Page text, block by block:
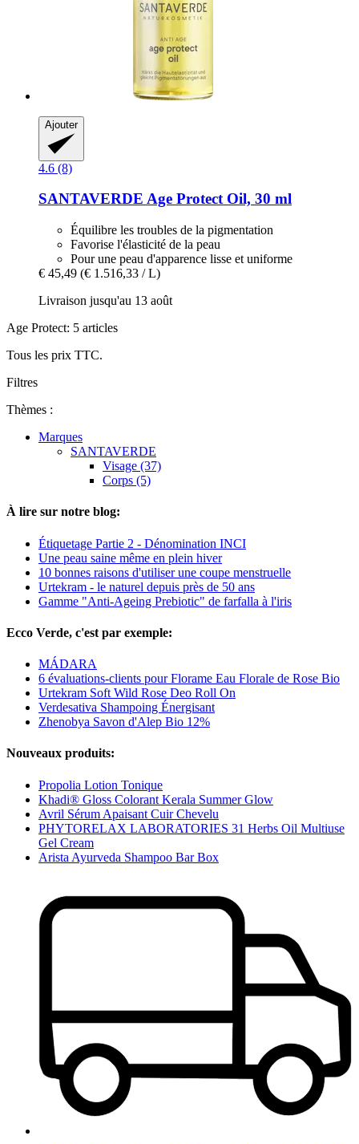
Ajouter
4.6 (8)
SANTAVERDE Age Protect Oil, 30 ml
Équilibre les troubles de la pigmentation
Favorise l'élasticité de la peau
Pour une peau d'apparence lisse et uniforme
€ 45,49 (€ 1.516,33 / L)
Livraison jusqu'au 13 août
Age Protect: 5 articles
Tous les prix TTC.
Filtres
Thèmes :
Marques
SANTAVERDE
Visage (37)
Corps (5)
À lire sur notre blog:
Étiquetage Partie 2 - Dénomination INCI
Une peau saine même en plein hiver
10 bonnes raisons d'utiliser une coupe menstruelle
Urtekram - le naturel depuis près de 50 ans
Gamme "Anti-Ageing Prebiotic" de farfalla à l'iris
Ecco Verde, c'est par exemple:
MÁDARA
6 évaluations-clients pour Florame Eau Florale de Rose Bio
Urtekram Soft Wild Rose Deo Roll On
Verdesativa Shampoing Énergisant
Zhenobya Savon d'Alep Bio 12%
Nouveaux produits:
Propolia Lotion Tonique
Khadi® Gloss Colorant Kerala Summer Glow
Avril Sérum Apaisant Cuir Chevelu
PHYTORELAX LABORATORIES 31 Herbs Oil Multiuse
Gel Cream
Arista Ayurveda Shampoo Bar Box